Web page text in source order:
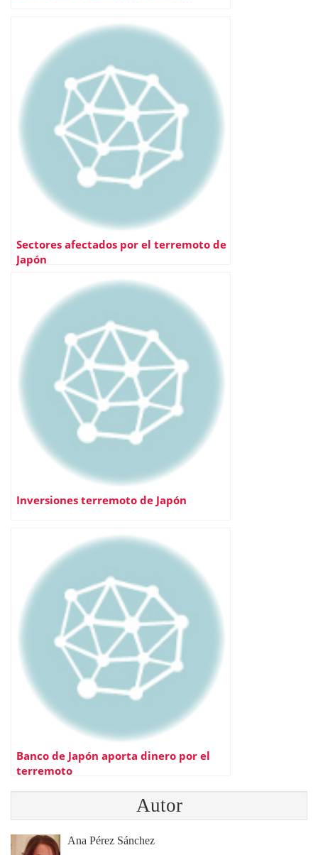
Sectores afectados por el terremoto de
Japón
Inversiones terremoto de Japón
Banco de Japón aporta dinero por el
terremoto
Autor
Ana Pérez Sánchez